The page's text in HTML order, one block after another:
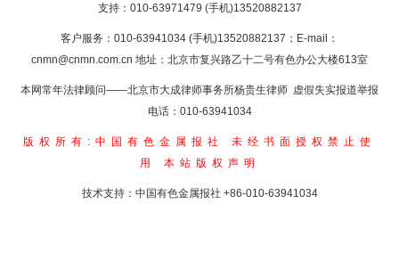
支持：010-63971479 (手机)13520882137
客户服务：010-63941034 (手机)13520882137；E-mail：
cnmn@cnmn.com.cn 地址：北京市复兴路乙十二号有色办公大楼613室
本网常年法律顾问——北京市大成律师事务所杨贵生律师 虚假失实报道举报
电话：010-63941034
版权所有:中国有色金属报社
未经书面授权禁止使
用 本站版权声明
技术支持：中国有色金属报社 +86-010-63941034